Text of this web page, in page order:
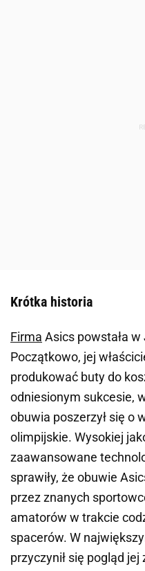
Krótka historia
Firma Asics powstała
Początkowo, jej
produkować buty do
odniesionym sukcesie,
obuwia poszerzył się o
olimpijskie. Wysokiej
zaawansowane
sprawiły, że obuwie
przez znanych
amatorów w trakcie
spacerów. W
przyczynił się pogląd jej